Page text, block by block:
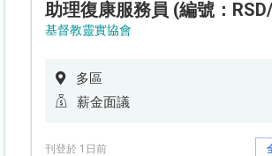
基督教靈實協會
多區
薪金面議
刊登於 1日前